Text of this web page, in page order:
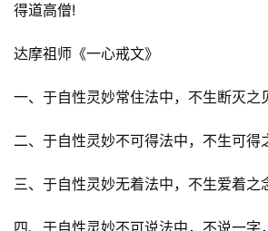
公
慈
佛
人
登录 注册
得道高僧!
达摩祖师《一心戒文》
一、于自性灵妙常住法中，不生断灭之
二、于自性灵妙不可得法中，不生可得
三、于自性灵妙无着法中，不生爱着之